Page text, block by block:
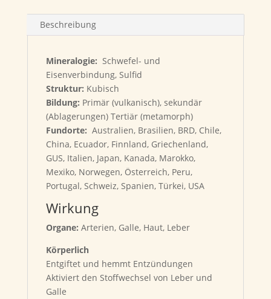
Beschreibung
Mineralogie: Schwefel- und
Eisenverbindung, Sulfid
Struktur: Kubisch
Bildung: Primär (vulkanisch), sekundär
(Ablagerungen) Tertiär (metamorph)
Fundorte: Australien, Brasilien, BRD, Chile,
China, Ecuador, Finnland, Griechenland,
GUS, Italien, Japan, Kanada, Marokko,
Mexiko, Norwegen, Österreich, Peru,
Portugal, Schweiz, Spanien, Türkei, USA
Wirkung
Organe: Arterien, Galle, Haut, Leber
Körperlich
Entgiftet und hemmt Entzündungen
Aktiviert den Stoffwechsel von Leber und
Galle